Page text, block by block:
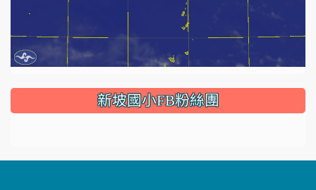
::: 新坡國小FB粉絲團